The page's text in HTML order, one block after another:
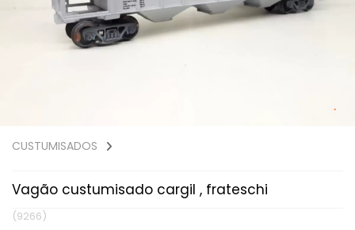
CUSTUMISADOS
Vagão custumisado cargil , frateschi
(9266)